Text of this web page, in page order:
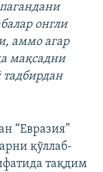
онгли
аммо агар
мақсадни
тадбирдан
“Евразия”
қўллаб-
тақдим